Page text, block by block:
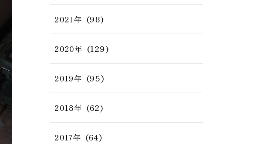
2021年 (98)
2020年 (129)
2019年 (95)
2018年 (62)
2017年 (64)